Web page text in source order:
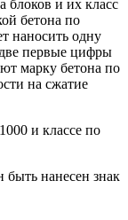
блоков и их класс
бетона по
наносить одну
первые цифры
марку бетона по
на сжатие
и классе по
быть нанесен знак